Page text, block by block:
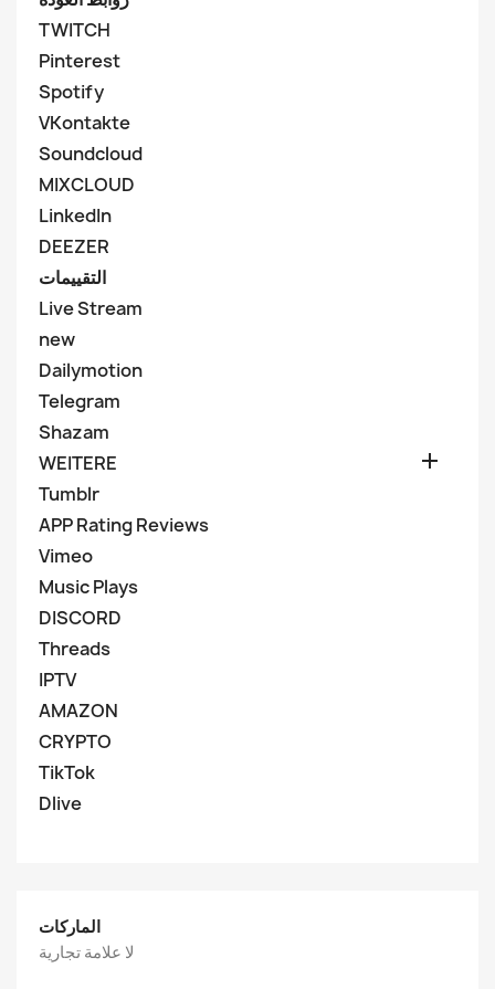
TWITCH
Pinterest
Spotify
VKontakte
Soundcloud
MIXCLOUD
LinkedIn
DEEZER
التقييمات
Live Stream
new
Dailymotion
Telegram
Shazam
WEITERE

Tumblr
APP Rating Reviews
Vimeo
Music Plays
DISCORD
Threads
IPTV
AMAZON
CRYPTO
TikTok
Dlive
الماركات
لا علامة تجارية